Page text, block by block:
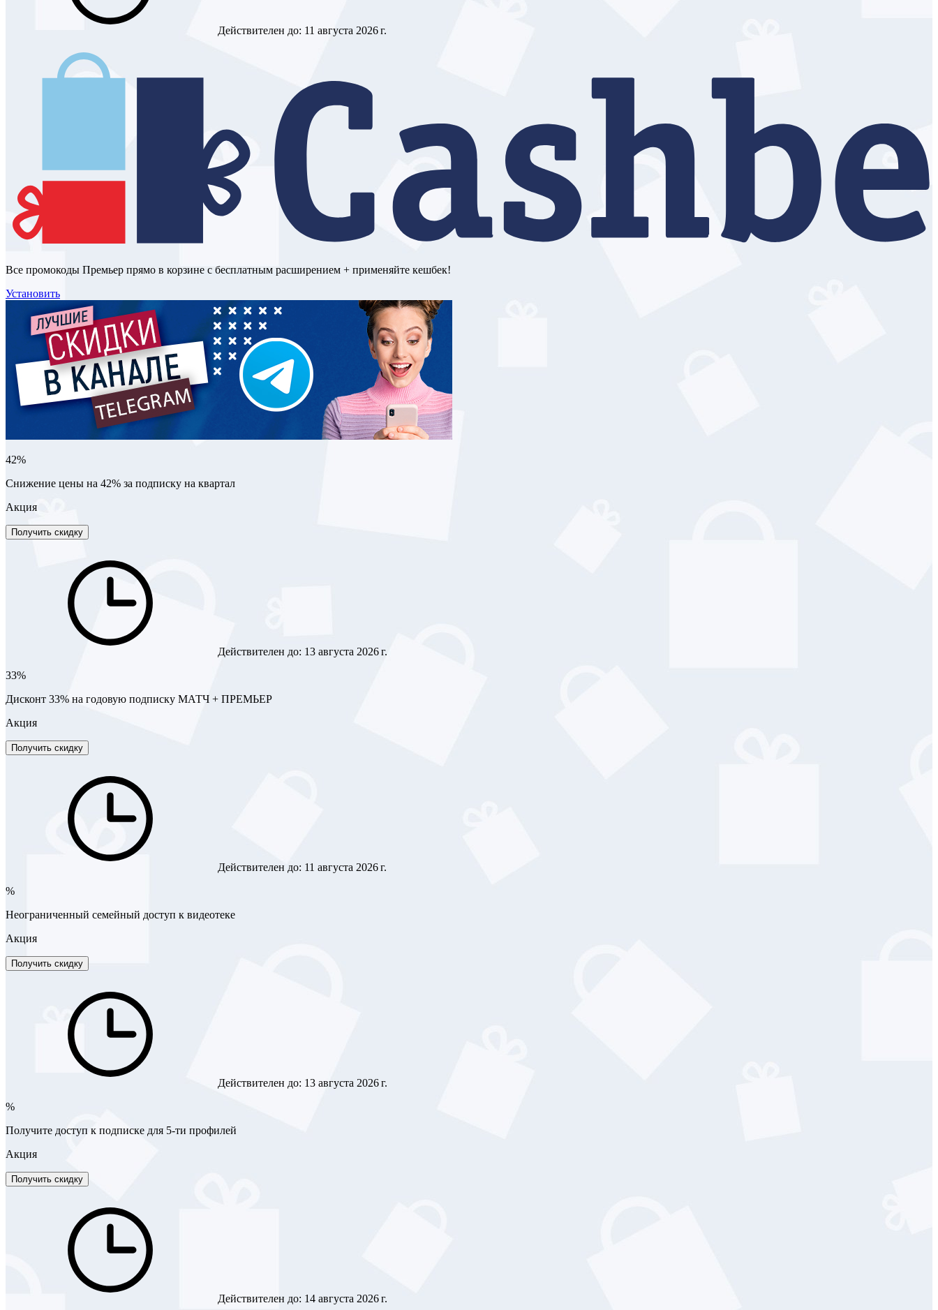
Действителен до: 11 августа 2026 г.
Все промокоды Премьер прямо в корзине с бесплатным расширением + применяйте кешбек!
Установить
42%
Снижение цены на 42% за подписку на квартал
Акция
Получить скидку
Действителен до: 13 августа 2026 г.
33%
Дисконт 33% на годовую подписку МАТЧ + ПРЕМЬЕР
Акция
Получить скидку
Действителен до: 11 августа 2026 г.
%
Неограниченный семейный доступ к видеотеке
Акция
Получить скидку
Действителен до: 13 августа 2026 г.
%
Получите доступ к подписке для 5-ти профилей
Акция
Получить скидку
Действителен до: 14 августа 2026 г.